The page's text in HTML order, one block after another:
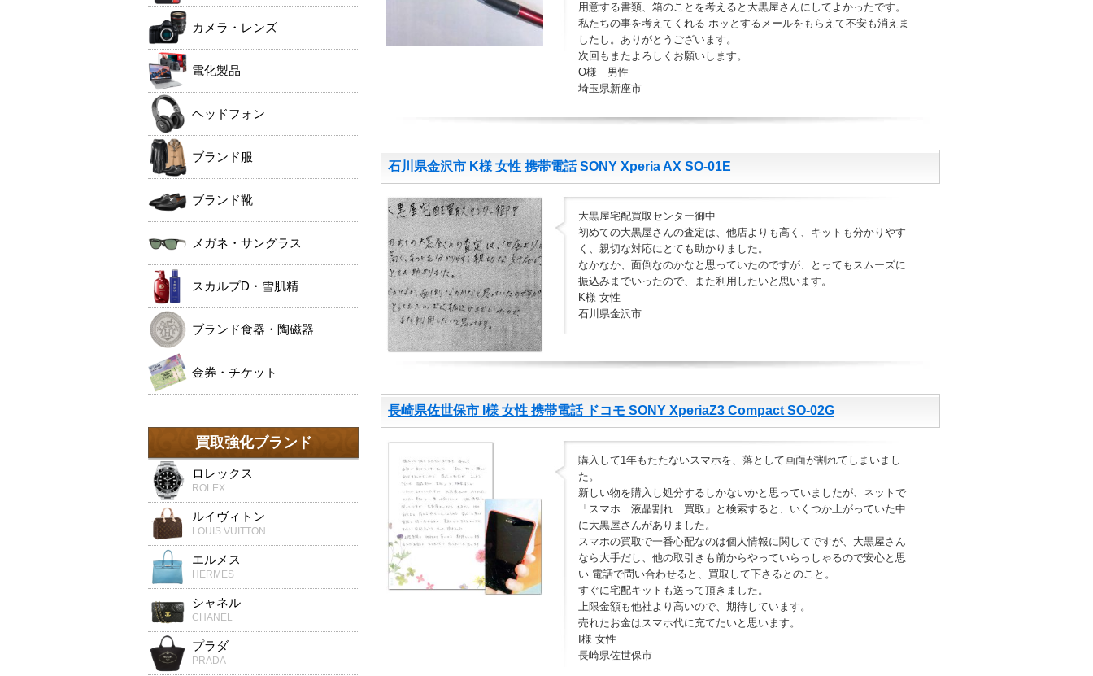
用意する書類、箱のことを考えると大黒屋さんにしてよかったです。
私たちの事を考えてくれる ホッとするメールをもらえて不安も消えま
したし。ありがとうございます。
次回もまたよろしくお願いします。
O様 男性
埼玉県新座市
石川県金沢市 K様 女性 携帯電話 SONY Xperia AX SO-01E
大黒屋宅配買取センター御中
初めての大黒屋さんの査定は、他店よりも高く、キットも分かりやす
く、親切な対応にとても助かりました。
なかなか、面倒なのかなと思っていたのですが、とってもスムーズに
振込みまでいったので、また利用したいと思います。
K様 女性
石川県金沢市
長崎県佐世保市 I様 女性 携帯電話 ドコモ SONY XperiaZ3 Compact SO-02G
購入して1年もたたないスマホを、落として画面が割れてしまいまし
た。
新しい物を購入し処分するしかないかと思っていましたが、ネットで
「スマホ 液晶割れ 買取」と検索すると、いくつか上がっていた中
に大黒屋さんがありました。
スマホの買取で一番心配なのは個人情報に関してですが、大黒屋さん
なら大手だし、他の取引きも前からやっていらっしゃるので安心と思
い 電話で問い合わせると、買取して下さるとのこと。
すぐに宅配キットも送って頂きました。
上限金額も他社より高いので、期待しています。
売れたお金はスマホ代に充てたいと思います。
I様 女性
長崎県佐世保市
カメラ・レンズ
電化製品
ヘッドフォン
ブランド服
ブランド靴
メガネ・サングラス
スカルプD・雪肌精
ブランド食器・陶磁器
金券・チケット
買取強化ブランド
ロレックス
ROLEX
ルイヴィトン
LOUIS VUITTON
エルメス
HERMES
シャネル
CHANEL
プラダ
PRADA